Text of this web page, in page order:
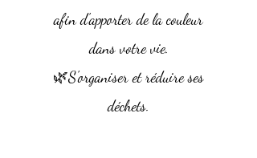
afin d'apporter de la couleur
dans votre vie.
🌿S'organiser etréduire ses
déchets.